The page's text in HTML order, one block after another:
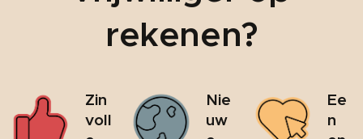
rekenen?
Zin
voll
Nie
uw
Ee
n